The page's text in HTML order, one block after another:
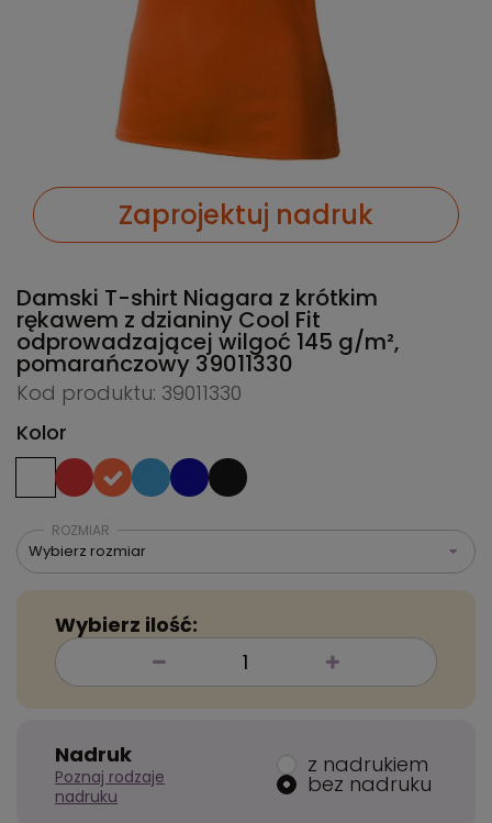
Zaprojektuj nadruk
Damski T-shirt Niagara z krótkim
rękawem z dzianiny Cool Fit
odprowadzającej wilgoć 145 g/m²,
pomarańczowy 39011330
Kod produktu: 39011330
Kolor
ROZMIAR
Wybierz rozmiar
Wybierz ilość:
Nadruk
Poznaj rodzaje
nadruku
z nadrukiem
bez nadruku